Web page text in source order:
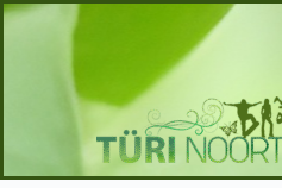
Skip